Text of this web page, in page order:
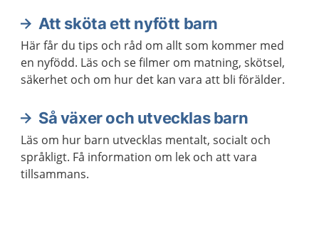
Att sköta ett nyfött barn
Här får du tips och råd om allt som kommer med
en nyfödd. Läs och se filmer om matning, skötsel,
säkerhet och om hur det kan vara att bli förälder.
Så växer och utvecklas barn
Läs om hur barn utvecklas mentalt, socialt och
språkligt. Få information om lek och att vara
tillsammans.